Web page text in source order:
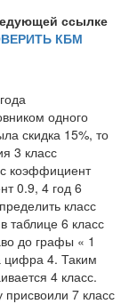
ссылке
КБМ
одного
скидка 15%, то
3 класс
коэффициент
0.9, 4 год 6
класс
таблице 6 класс
до графы « 1
цифра 4. Таким
4 класс.
7 класс